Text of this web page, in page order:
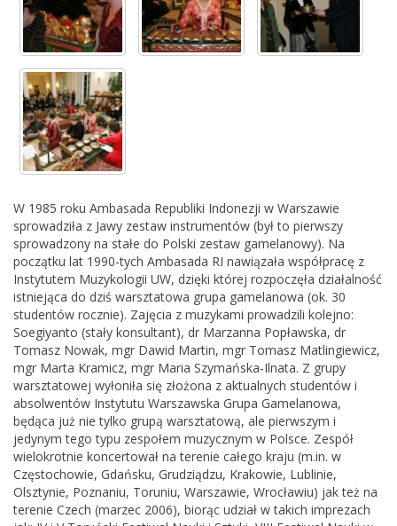
W 1985 roku Ambasada Republiki Indonezji w Warszawie
sprowadziła z Jawy zestaw instrumentów (był to pierwszy
sprowadzony na stałe do Polski zestaw gamelanowy). Na
początku lat 1990-tych Ambasada RI nawiązała współpracę z
Instytutem Muzykologii UW, dzięki której rozpoczęła działalność
istniejąca do dziś warsztatowa grupa gamelanowa (ok. 30
studentów rocznie). Zajęcia z muzykami prowadzili kolejno:
Soegiyanto (stały konsultant), dr Marzanna Popławska, dr
Tomasz Nowak, mgr Dawid Martin, mgr Tomasz Matlingiewicz,
mgr Marta Kramicz, mgr Maria Szymańska-Ilnata. Z grupy
warsztatowej wyłoniła się złożona z aktualnych studentów i
absolwentów Instytutu Warszawska Grupa Gamelanowa,
będąca już nie tylko grupą warsztatową, ale pierwszym i
jedynym tego typu zespołem muzycznym w Polsce. Zespół
wielokrotnie koncertował na terenie całego kraju (m.in. w
Częstochowie, Gdańsku, Grudziądzu, Krakowie, Lublinie,
Olsztynie, Poznaniu, Toruniu, Warszawie, Wrocławiu) jak też na
terenie Czech (marzec 2006), biorąc udział w takich imprezach